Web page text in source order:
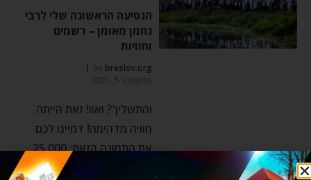
הנסיעה הראשונה שלי לרבי
נחמן מאומן – רשמים
וחוויות
by breslov.org
ספטמבר 5, 2021
והתשליך? ואוו! זאת הייתה
חוויה מדהימה! דמיינו לכם
את התמונה הזאת: 25,000
אנשים!!! מקיפים